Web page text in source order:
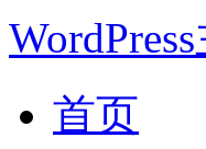
首页